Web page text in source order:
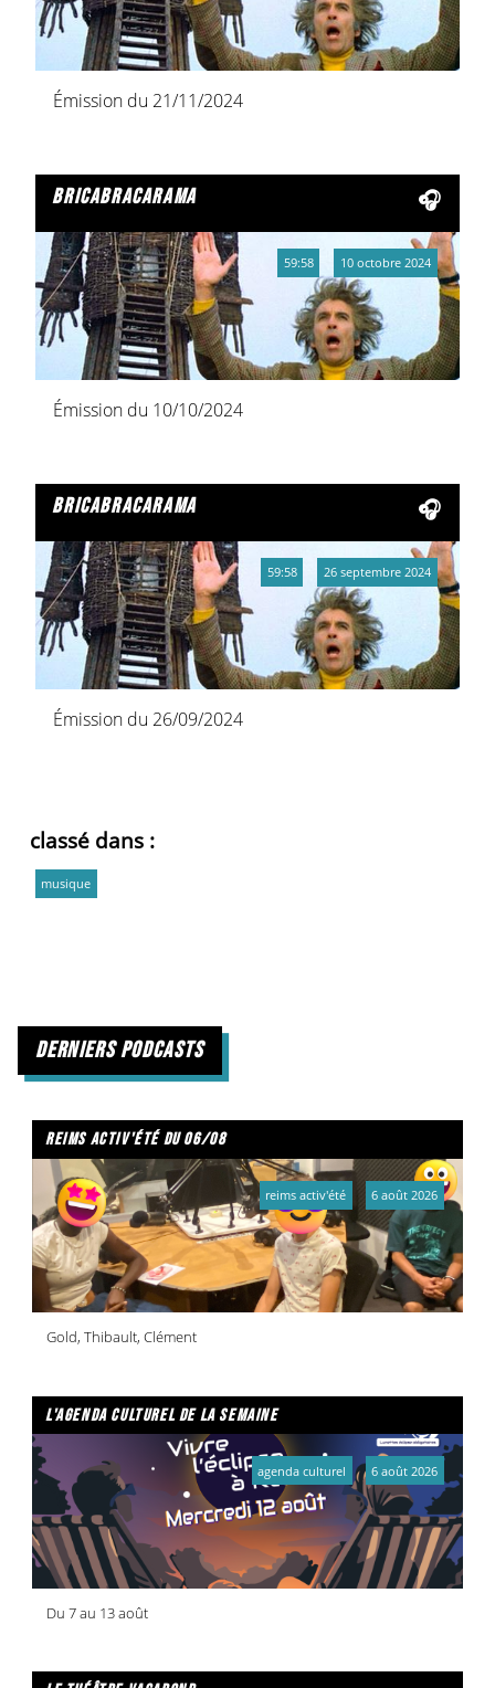
Émission du 21/11/2024
bricabracarama
Émission du 10/10/2024
59:58 10 octobre 2024
bricabracarama
Émission du 26/09/2024
59:58 26 septembre 2024
classé dans :
musique
derniers podcasts
reims activ'été du 06/08
Gold, Thibault, Clément
reims activ'été 6 août 2026
l'agenda culturel de la semaine
Du 7 au 13 août
agenda culturel 6 août 2026